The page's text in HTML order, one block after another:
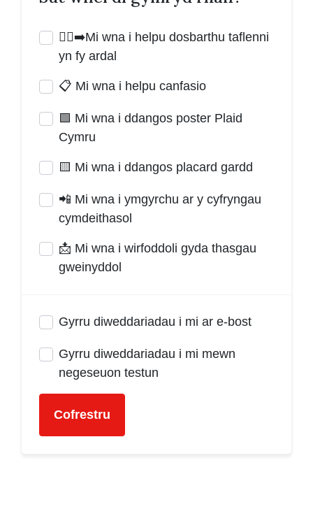
🚶‍♂️‍➡️Mi wna i helpu dosbarthu taflenni
yn fy ardal
📋 Mi wna i helpu canfasio
🟩 Mi wna i ddangos poster Plaid
Cymru
🟨 Mi wna i ddangos placard gardd
📲 Mi wna i ymgyrchu ar y cyfryngau
cymdeithasol
📩 Mi wna i wirfoddoli gyda thasgau
gweinyddol
Gyrru diweddariadau i mi ar e-bost
Gyrru diweddariadau i mi mewn
negeseuon testun